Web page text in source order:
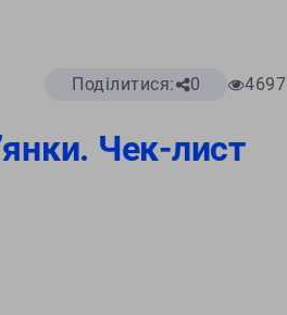
Поділитися: 0 4697
Чек-лист